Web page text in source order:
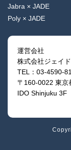
Jabra × JADE
Poly × JADE
運営会社
株式会社ジェイ
TEL：03-4590-
〒160-0022 東京
IDO Shinjuku 3F